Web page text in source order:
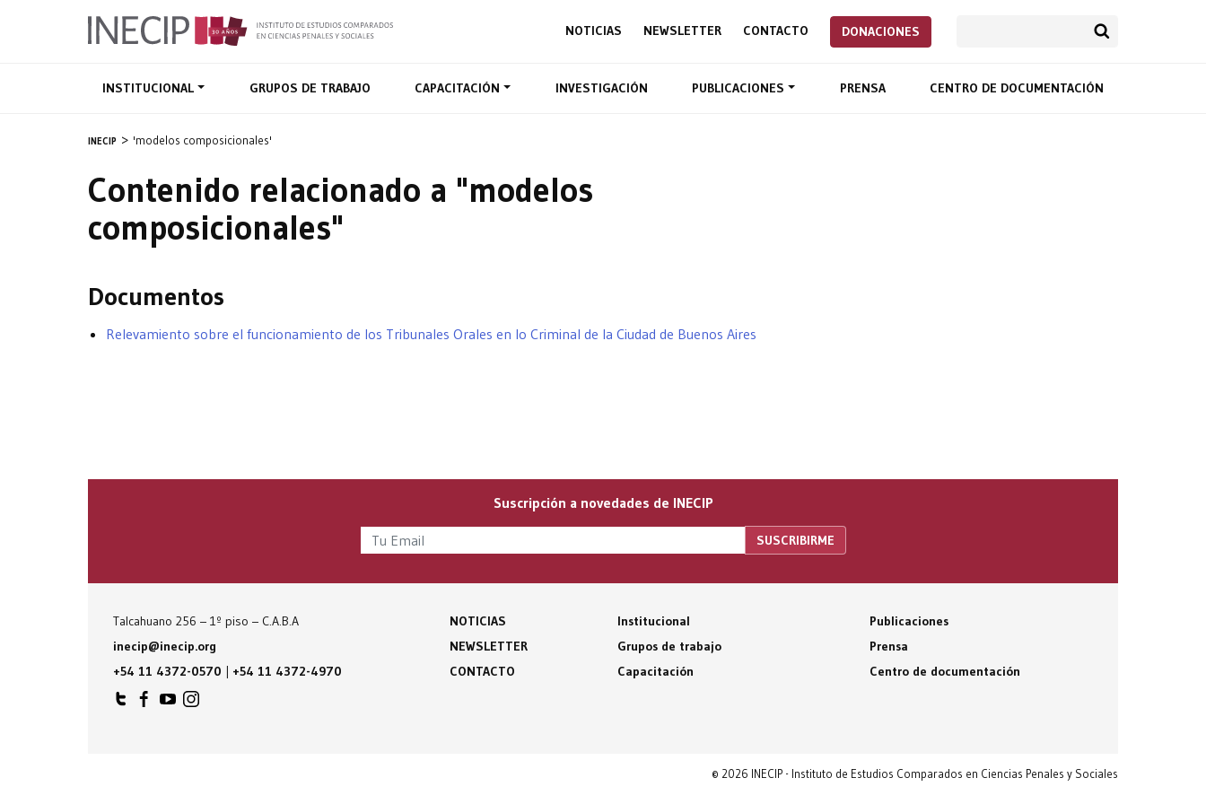
NOTICIAS NEWSLETTER CONTACTO DONACIONES
INSTITUCIONAL GRUPOS DE TRABAJO CAPACITACIÓN INVESTIGACIÓN PUBLICACIONES PRENSA CENTRO DE DOCUMENTACIÓN
INECIP 'modelos composicionales'
Contenido relacionado a "modelos
composicionales"
Documentos
Relevamiento sobre el funcionamiento de los Tribunales Orales en lo Criminal de la Ciudad de Buenos Aires
Suscripción a novedades de INECIP
Talcahuano 256 – 1º piso – C.A.B.A
inecip@inecip.org
+54 11 4372-0570 | +54 11 4372-4970
NOTICIAS
NEWSLETTER
CONTACTO
Institucional
Grupos de trabajo
Capacitación
Publicaciones
Prensa
Centro de documentación
© 2026 INECIP - Instituto de Estudios Comparados en Ciencias Penales y Sociales